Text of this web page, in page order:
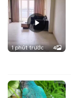
1 phút trước 4